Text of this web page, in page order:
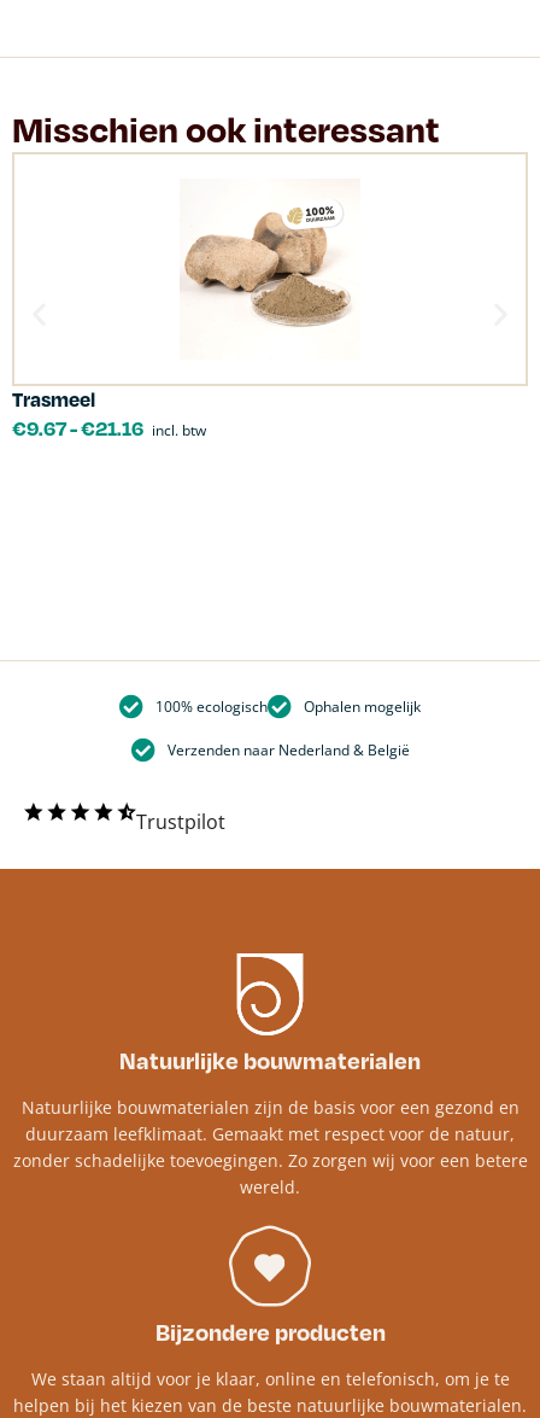
Misschien ook interessant
Trasmeel
€9.67-€21.16 incl. btw
100% ecologisch Ophalen mogelijk
Verzenden naar Nederland & België
Trustpilot
Natuurlijke bouwmaterialen
Natuurlijke bouwmaterialen zijn de basis voor een gezond en
duurzaam leefklimaat. Gemaakt met respect voor de natuur,
zonder schadelijke toevoegingen. Zo zorgen wij voor een betere
wereld.
Bijzondere producten
We staan altijd voor je klaar, online en telefonisch, om je te
helpen bij het kiezen van de beste natuurlijke bouwmaterialen.